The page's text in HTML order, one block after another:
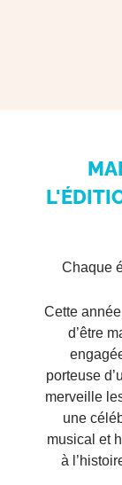
Chaque
Cette
d’être
porteuse
merveille
une
musical et
à